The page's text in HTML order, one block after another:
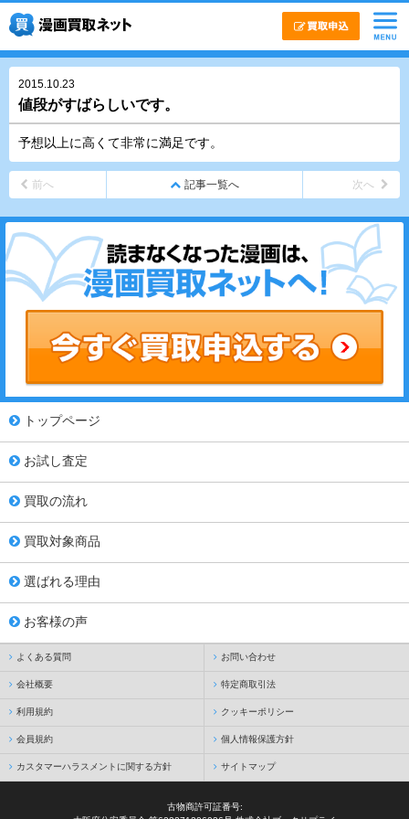
2015.10.23
値段がすばらしいです。
予想以上に高くて非常に満足です。
前へ 記事一覧へ 次へ
トップページ
お試し査定
買取の流れ
買取対象商品
選ばれる理由
お客様の声
よくある質問 お問い合わせ
会社概要 特定商取引法
利用規約 クッキーポリシー
会員規約 個人情報保護方針
カスタマーハラスメントに関する方針 サイトマップ
古物商許可証番号: